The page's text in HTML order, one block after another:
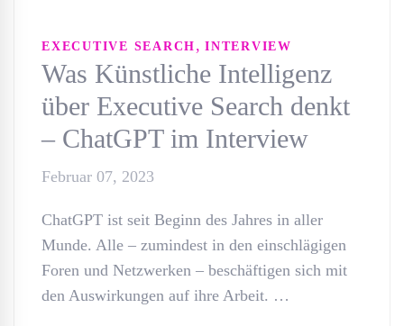
EXECUTIVE SEARCH , INTERVIEW
Was Künstliche Intelligenz
über Executive Search denkt
– ChatGPT im Interview
Februar 07, 2023
ChatGPT ist seit Beginn des Jahres in aller
Munde. Alle – zumindest in den einschlägigen
Foren und Netzwerken – beschäftigen sich mit
den Auswirkungen auf ihre Arbeit. …